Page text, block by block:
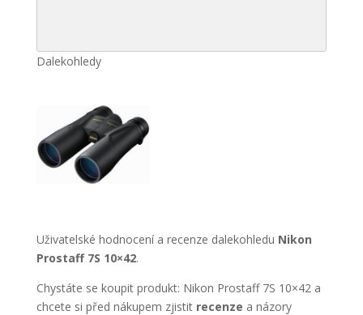
Dalekohledy
Uživatelské hodnocení a recenze dalekohledu Nikon
Prostaff 7S 10×42.
Chystáte se koupit produkt: Nikon Prostaff 7S 10×42 a
chcete si před nákupem zjistit recenze a názory